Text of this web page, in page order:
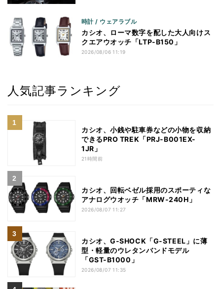
時計 / ウェアラブル
カシオ、ローマ数字を配した大人向けス
クエアウオッチ「LTP-B150」
2026/08/06 11:19
人気記事ランキング
カシオ、小銭や駐車券などの小物を収納
できるPRO TREK「PRJ-B001EX-
1JR」
21時間前
カシオ、回転ベゼル採用のスポーティな
アナログウオッチ「MRW-240H」
2026/08/07 11:27
カシオ、G-SHOCK「G-STEEL」に薄
型・軽量のウレタンバンドモデル
「GST-B1000」
2026/08/07 11:35